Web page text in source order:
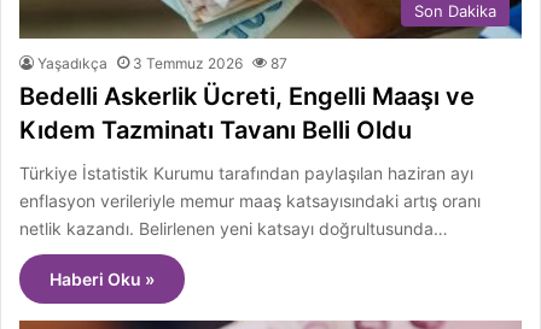
Son Dakika
Yaşadıkça 3 Temmuz 2026 87
Bedelli Askerlik Ücreti, Engelli Maaşı ve
Kıdem Tazminatı Tavanı Belli Oldu
Türkiye İstatistik Kurumu tarafından paylaşılan haziran ayı
enflasyon verileriyle memur maaş katsayısındaki artış oranı
netlik kazandı. Belirlenen yeni katsayı doğrultusunda…
Haberi Oku »